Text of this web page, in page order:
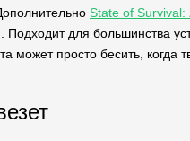
State of
Подходит для большинства
может просто бесить, когда